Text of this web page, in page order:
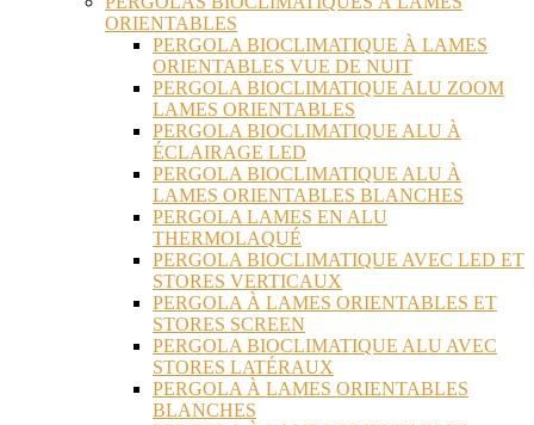
ORIENTABLES
PERGOLA BIOCLIMATIQUE À LAMES
ORIENTABLES VUE DE NUIT
PERGOLA BIOCLIMATIQUE ALU ZOOM
LAMES ORIENTABLES
PERGOLA BIOCLIMATIQUE ALU À
ÉCLAIRAGE LED
PERGOLA BIOCLIMATIQUE ALU À
LAMES ORIENTABLES BLANCHES
PERGOLA LAMES EN ALU
THERMOLAQUÉ
PERGOLA BIOCLIMATIQUE AVEC LED ET
STORES VERTICAUX
PERGOLA À LAMES ORIENTABLES ET
STORES SCREEN
PERGOLA BIOCLIMATIQUE ALU AVEC
STORES LATÉRAUX
PERGOLA À LAMES ORIENTABLES
BLANCHES